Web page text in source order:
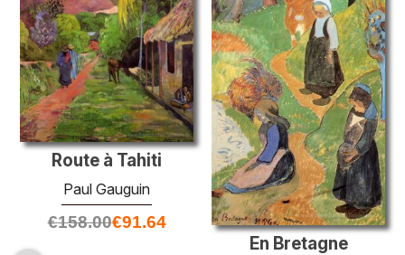
Route à Tahiti
Paul Gauguin
€158.00€91.64
En Bretagne